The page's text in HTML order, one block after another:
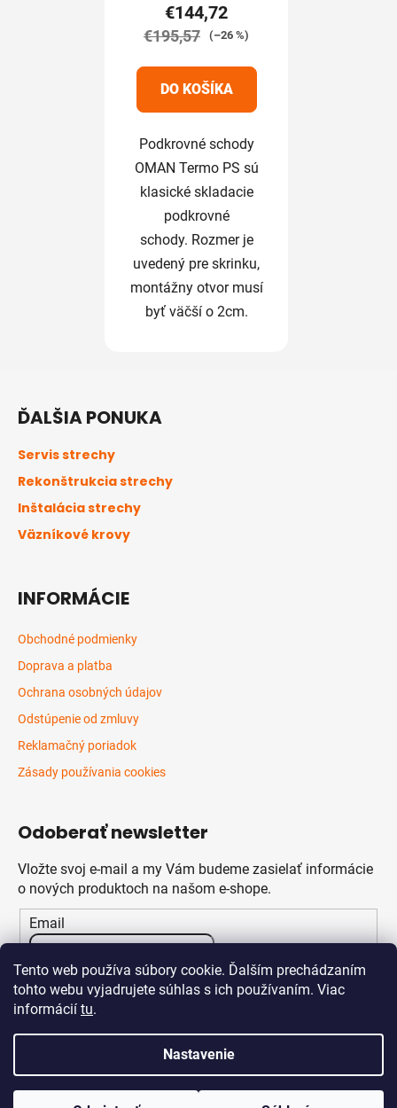
Tento web používa súbory cookie. Ďalším prechádzaním
tohto webu vyjadrujete súhlas s ich používaním. Viac
informácií tu.
Nastavenie
je
5,0
5
hviezdičiek.
€144,72
€195,57 (–26 %)
DO KOŠÍKA
Podkrovné schody
OMAN Termo PS sú
klasické skladacie
podkrovné
schody. Rozmer je
uvedený pre skrinku,
montážny otvor musí
byť väčší o 2cm.
ĎALŠIA PONUKA
Servis strechy
Rekonštrukcia strechy
Inštalácia strechy
Väzníkové krovy
INFORMÁCIE
Obchodné podmienky
Doprava a platba
Ochrana osobných údajov
Odstúpenie od zmluvy
Reklamačný poriadok
Zásady používania cookies
Odoberať newsletter
Vložte svoj e-mail a my Vám budeme zasielať informácie
o nových produktoch na našom e-shope.
Email
Vložením e-mailu súhlasíte spodmienkami ochrany
osobných údajov
PRIHLÁSIŤ SA